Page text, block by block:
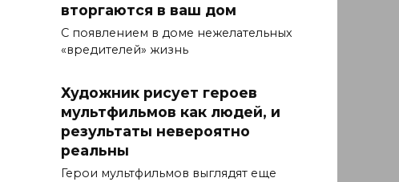
вторгаются в ваш дом
С появлением в доме нежелательных
«вредителей» жизнь
Художник рисует героев
мультфильмов как людей, и
результаты невероятно
реальны
Герои мультфильмов выглядят еще